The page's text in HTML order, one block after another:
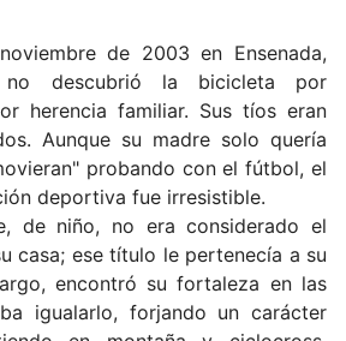
de 2003 en Ensenada,
no descubrió la bicicleta por
herencia familiar. Sus tíos eran
Aunque su madre solo quería
probando con el fútbol, el
deportiva fue irresistible.
de niño, no era considerado el
casa; ese título le pertenecía a su
encontró su fortaleza en las
igualarlo, forjando un carácter